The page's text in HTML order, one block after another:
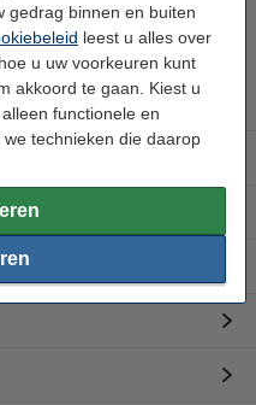
gedrag binnen en buiten
leest u alles over
u uw voorkeuren kunt
akkoord te gaan. Kiest u
functionele en
technieken die daarop
op 0294-787124
9.00 tot 17.30 uur